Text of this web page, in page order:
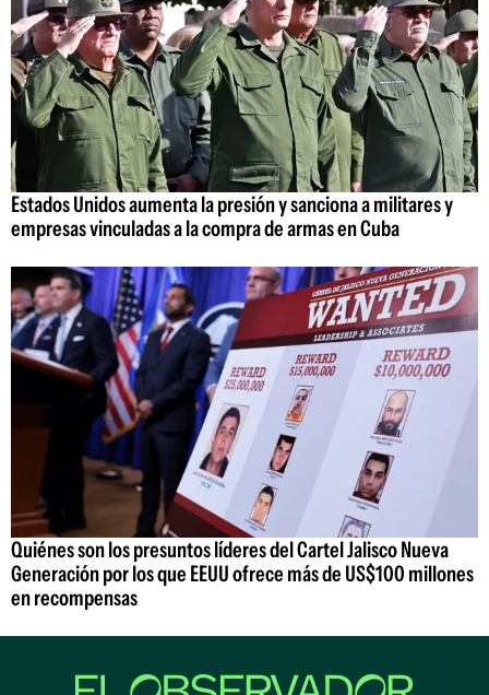
Estados Unidos aumenta la presión y sanciona a militares y
empresas vinculadas a la compra de armas en Cuba
Quiénes son los presuntos líderes del Cartel Jalisco Nueva
Generación por los que EEUU ofrece más de US$100 millones
en recompensas